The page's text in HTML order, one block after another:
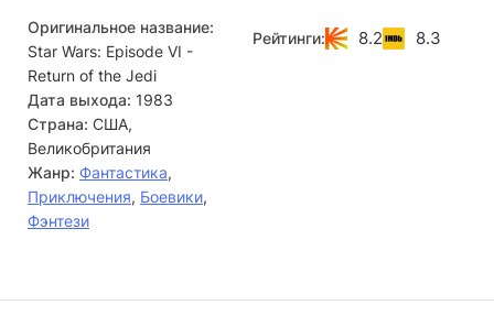
преступников.
Повстанцы высаживаются на планету Эндор, чтобы
оттуда вместе с Люком и его отрядом предпринять
последнюю атаку на Имперский флот, атаку, от которой
зависит судьба Галактики. В этом эпизоде Люк Скайуокер
и Дарт Вейдер встречаются в последний раз... ибо из
поединка между отцом и сыном живым выйдет только
один...
Оригинальное название:
Star Wars: Episode VI -
Return of the Jedi
Дата выхода: 1983
Страна: США,
Великобритания
Жанр: Фантастика,
Приключения, Боевики,
Фэнтези
Рейтинги: 8.2 8.3